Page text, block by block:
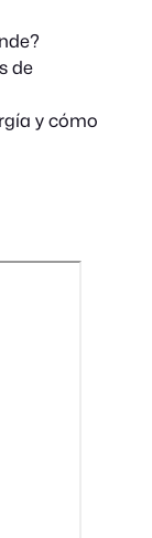
de
y cómo